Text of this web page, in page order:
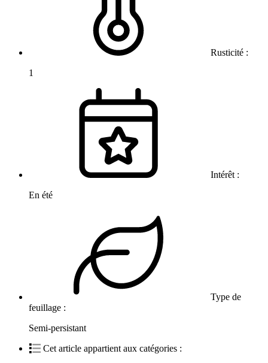
Rusticité :
1
Intérêt :
En été
Type de
feuillage :
Semi-persistant
Cet article appartient aux catégories :